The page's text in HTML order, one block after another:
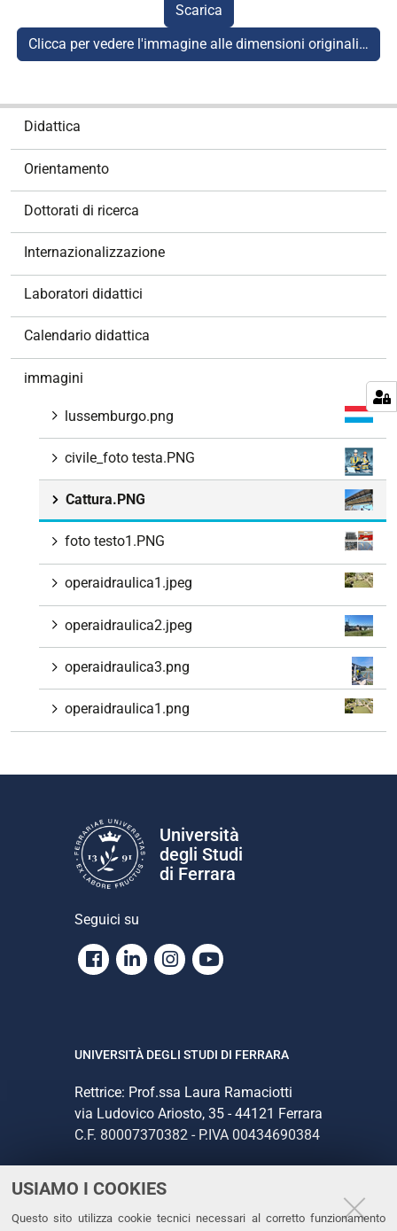
USIAMO I COOKIES
Questo sito utilizza cookie tecnici necessari al corretto funzionamento
Scarica
Clicca per vedere l'immagine alle dimensioni originali…
Didattica
Orientamento
Dottorati di ricerca
Internazionalizzazione
Laboratori didattici
Calendario didattica
immagini
lussemburgo.png
civile_foto testa.PNG
Cattura.PNG
foto testo1.PNG
operaidraulica1.jpeg
operaidraulica2.jpeg
operaidraulica3.png
operaidraulica1.png
Università
degli Studi
di Ferrara
Seguici su
Facebook
LinkedinInstagram
Youtube
UNIVERSITÀ DEGLI STUDI DI FERRARA
Rettrice: Prof.ssa Laura Ramaciotti
via Ludovico Ariosto, 35 - 44121 Ferrara
C.F. 80007370382 - P.IVA 00434690384
CONTATTI
Tel. +39 0532 293111